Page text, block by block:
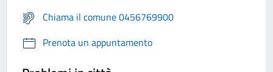
Chiama il comune 0456769900
Prenota un appuntamento